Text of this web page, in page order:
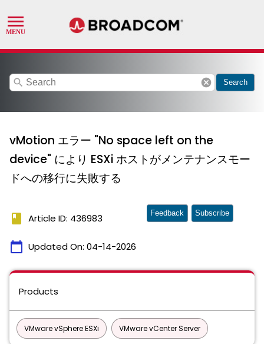
search cancel Search
vMotion エラー "No space left on the
device" により ESXi ホストがメンテナンスモー
ドへの移行に失敗する
book Article ID: 436983
calendar_today Updated On: 04-14-2026
Feedback Subscribe
Products
VMware vSphere ESXi VMware vCenter Server